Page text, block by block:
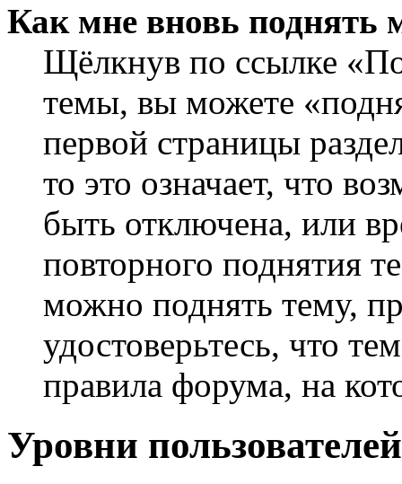
Как мне вновь поднять
Щёлкнув по ссылке
темы, вы можете
первой страницы
то это означает, что
быть отключена, или
повторного поднятия
можно поднять тему,
удостоверьтесь, что
правила форума, на
Уровни